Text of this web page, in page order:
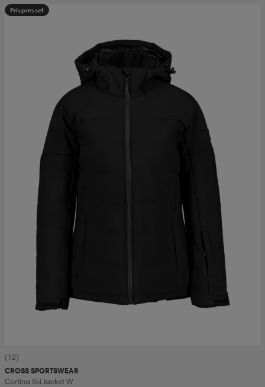
Prispresset
(12)
CROSS SPORTSWEAR
Cortina Ski Jacket W